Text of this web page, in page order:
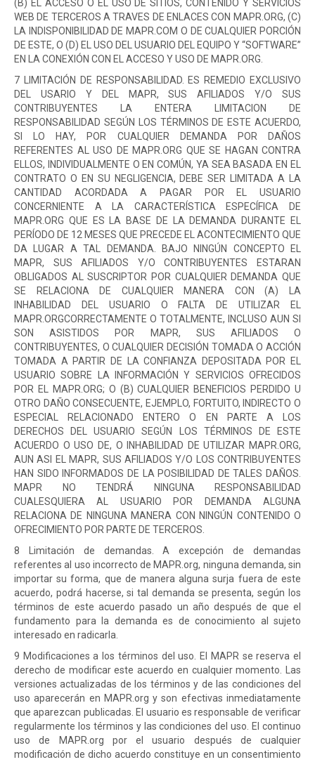
(B) EL ACCESO O EL USO DE SITIOS, CONTENIDO Y SERVICIOS
WEB DE TERCEROS A TRAVES DE ENLACES CON MAPR.ORG, (C)
LA INDISPONIBILIDAD DE MAPR.COM O DE CUALQUIER PORCIÓN
DE ESTE, O (D) EL USO DEL USUARIO DEL EQUIPO Y “SOFTWARE”
EN LA CONEXIÓN CON EL ACCESO Y USO DE MAPR.ORG.
7 LIMITACIÓN DE RESPONSABILIDAD. ES REMEDIO EXCLUSIVO
DEL USARIO Y DEL MAPR, SUS AFILIADOS Y/O SUS
CONTRIBUYENTES LA ENTERA LIMITACION DE
RESPONSABILIDAD SEGÚN LOS TÉRMINOS DE ESTE ACUERDO,
SI LO HAY, POR CUALQUIER DEMANDA POR DAÑOS
REFERENTES AL USO DE MAPR.ORG QUE SE HAGAN CONTRA
ELLOS, INDIVIDUALMENTE O EN COMÚN, YA SEA BASADA EN EL
CONTRATO O EN SU NEGLIGENCIA, DEBE SER LIMITADA A LA
CANTIDAD ACORDADA A PAGAR POR EL USUARIO
CONCERNIENTE A LA CARACTERÍSTICA ESPECÍFICA DE
MAPR.ORG QUE ES LA BASE DE LA DEMANDA DURANTE EL
PERÍODO DE 12 MESES QUE PRECEDE EL ACONTECIMIENTO QUE
DA LUGAR A TAL DEMANDA. BAJO NINGÚN CONCEPTO EL
MAPR, SUS AFILIADOS Y/O CONTRIBUYENTES ESTARAN
OBLIGADOS AL SUSCRIPTOR POR CUALQUIER DEMANDA QUE
SE RELACIONA DE CUALQUIER MANERA CON (A) LA
INHABILIDAD DEL USUARIO O FALTA DE UTILIZAR EL
MAPR.ORGCORRECTAMENTE O TOTALMENTE, INCLUSO AUN SI
SON ASISTIDOS POR MAPR, SUS AFILIADOS O
CONTRIBUYENTES, O CUALQUIER DECISIÓN TOMADA O ACCIÓN
TOMADA A PARTIR DE LA CONFIANZA DEPOSITADA POR EL
USUARIO SOBRE LA INFORMACIÓN Y SERVICIOS OFRECIDOS
POR EL MAPR.ORG; O (B) CUALQUIER BENEFICIOS PERDIDO U
OTRO DAÑO CONSECUENTE, EJEMPLO, FORTUITO, INDIRECTO O
ESPECIAL RELACIONADO ENTERO O EN PARTE A LOS
DERECHOS DEL USUARIO SEGÚN LOS TÉRMINOS DE ESTE
ACUERDO O USO DE, O INHABILIDAD DE UTILIZAR MAPR.ORG,
AUN ASI EL MAPR, SUS AFILIADOS Y/O LOS CONTRIBUYENTES
HAN SIDO INFORMADOS DE LA POSIBILIDAD DE TALES DAÑOS.
MAPR NO TENDRÁ NINGUNA RESPONSABILIDAD
CUALESQUIERA AL USUARIO POR DEMANDA ALGUNA
RELACIONA DE NINGUNA MANERA CON NINGÚN CONTENIDO O
OFRECIMIENTO POR PARTE DE TERCEROS.
8 Limitación de demandas. A excepción de demandas
referentes al uso incorrecto de MAPR.org, ninguna demanda, sin
importar su forma, que de manera alguna surja fuera de este
acuerdo, podrá hacerse, si tal demanda se presenta, según los
términos de este acuerdo pasado un año después de que el
fundamento para la demanda es de conocimiento al sujeto
interesado en radicarla.
9 Modificaciones a los términos del uso. El MAPR se reserva el
derecho de modificar este acuerdo en cualquier momento. Las
versiones actualizadas de los términos y de las condiciones del
uso aparecerán en MAPR.org y son efectivas inmediatamente
que aparezcan publicadas. El usuario es responsable de verificar
regularmente los términos y las condiciones del uso. El continuo
uso de MAPR.org por el usuario después de cualquier
modificación de dicho acuerdo constituye en un consentimiento